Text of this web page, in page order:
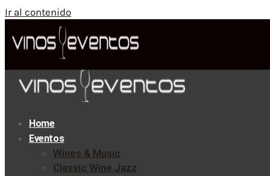
Ir al contenido
Home
Eventos
Wines & Music
Classic Wine Jazz